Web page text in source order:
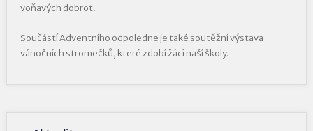
voňavých dobrot.
Součástí Adventního odpoledne je také soutěžní výstava
vánočních stromečků, které zdobí žáci naší školy.